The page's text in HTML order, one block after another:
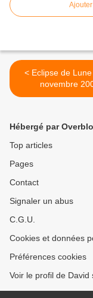
< Eclipse de Lune du 09
novembre
Hébergé par
Top articles
Pages
Contact
Signaler un abus
C.G.U.
Cookies et données
Préférences cookies
Voir le profil de